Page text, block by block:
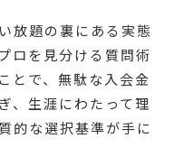
放題の裏にある実態
ロを見分ける質問術
とで、無駄な入会金
、生涯にわたって理
的な選択基準が手に